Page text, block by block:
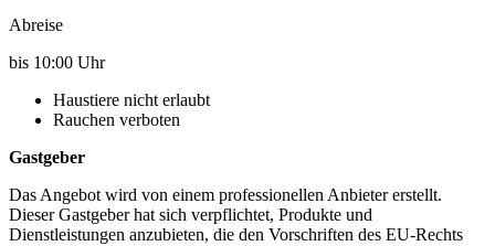
Abreise
bis 10:00 Uhr
Haustiere nicht erlaubt
Rauchen verboten
Gastgeber
Das Angebot wird von einem professionellen Anbieter erstellt.
Dieser Gastgeber hat sich verpflichtet, Produkte und
Dienstleistungen anzubieten, die den Vorschriften des EU-Rechts